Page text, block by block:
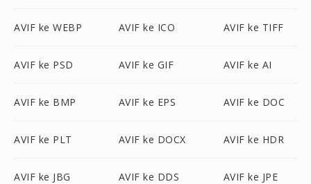
AVIF ke WEBP AVIF ke ICO AVIF ke TIFF
AVIF ke PSD AVIF ke GIF AVIF ke AI
AVIF ke BMP AVIF ke EPS AVIF ke DOC
AVIF ke PLT AVIF ke DOCX AVIF ke HDR
AVIF ke JBG AVIF ke DDS AVIF ke JPE